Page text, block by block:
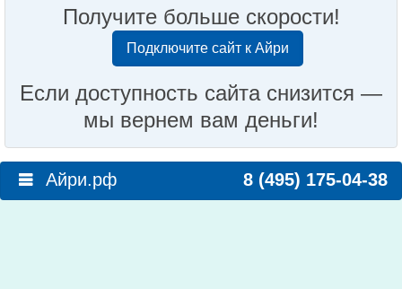
Получите больше скорости!
Подключите сайт к Айри
Если доступность сайта снизится —
мы вернем вам деньги!
Айри.рф 8 (495) 175-04-38